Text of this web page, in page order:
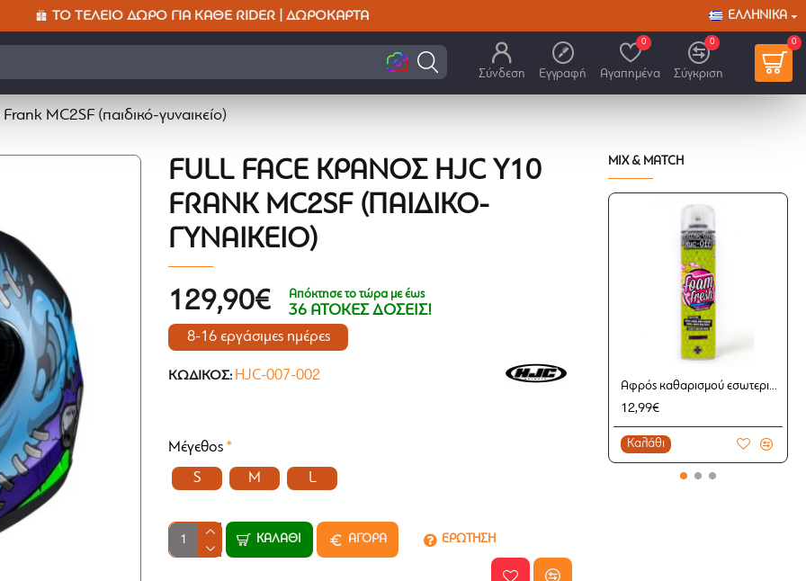
ΤΟ ΤΈΛΕΙΟ ΔΏΡΟ ΓΙΑ ΚΆΘΕ RIDER | ΔΩΡΟΚΆΡΤΑ ΕΛΛΗΝΙΚΆ
Σύνδεση Εγγραφή Αγαπημένα
0
Σύγκριση
0 0
MC2SF (παιδικό-γυναικείο)
FULL FACE ΚΡΆΝΟΣ HJC Y10
FRANK MC2SF (ΠΑΙΔΙΚΌ-
ΓΥΝΑΙΚΕΊΟ)
129,90€ Απόκτησε το τώρα με έως
36 ΑΤΟΚΕΣ ΔΟΣΕΙΣ!
8-16 εργάσιμες ημέρες
ΚΩΔΙΚΌΣ: HJC-007-002
Μέγεθος
S
M L
ΚΑΛΆΘΙ ΑΓΟΡΑ ΕΡΩΤΗΣΗ
MIX & MATCH
Αφρός καθαρισμού εσωτερικού κράνους Muc-Off Foam Fresh 400ml
12,99€
Καλάθι